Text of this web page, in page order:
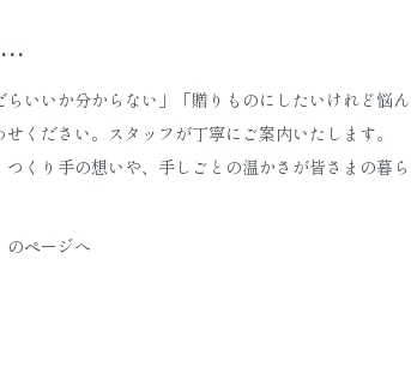
…
らいいか分からない」「贈りものにしたいけれど悩ん
ください。スタッフが丁寧にご案内いたします。
つくり手の想いや、手しごとの温かさが皆さまの暮
のページへ